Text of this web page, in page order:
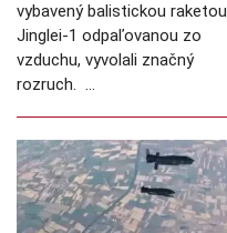
vybavený balistickou raketou
Jinglei-1 odpaľovanou zo
vzduchu, vyvolali značný
rozruch. …